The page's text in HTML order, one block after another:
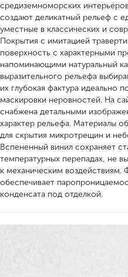
средиземноморских
создают деликатный рельеф с
уместные в классических и
Покрытия с имитацией
поверхность с характерными
напоминающими натуральный
выразительного рельефа
их глубокая фактура идеально
маскировки неровностей. На
снабжена детальными
характер рельефа. Материалы
для скрытия микротрещин и
Вспененный винил сохраняет
температурных перепадах, не
к механическим воздействиям.
обеспечивает
конденсата под отделкой.